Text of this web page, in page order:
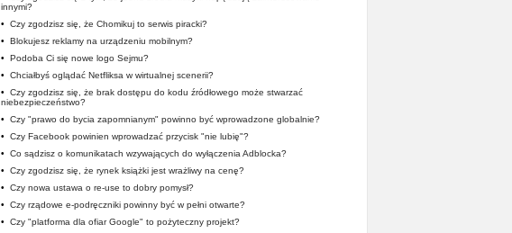
innymi?
• Czy zgodzisz się, że Chomikuj to serwis piracki?
• Blokujesz reklamy na urządzeniu mobilnym?
• Podoba Ci się nowe logo Sejmu?
• Chciałbyś oglądać Netfliksa w wirtualnej scenerii?
• Czy zgodzisz się, że brak dostępu do kodu źródłowego może stwarzać
niebezpieczeństwo?
• Czy "prawo do bycia zapomnianym" powinno być wprowadzone globalnie?
• Czy Facebook powinien wprowadzać przycisk "nie lubię"?
• Co sądzisz o komunikatach wzywających do wyłączenia Adblocka?
• Czy zgodzisz się, że rynek książki jest wrażliwy na cenę?
• Czy nowa ustawa o re-use to dobry pomysł?
• Czy rządowe e-podręczniki powinny być w pełni otwarte?
• Czy "platforma dla ofiar Google" to pożyteczny projekt?